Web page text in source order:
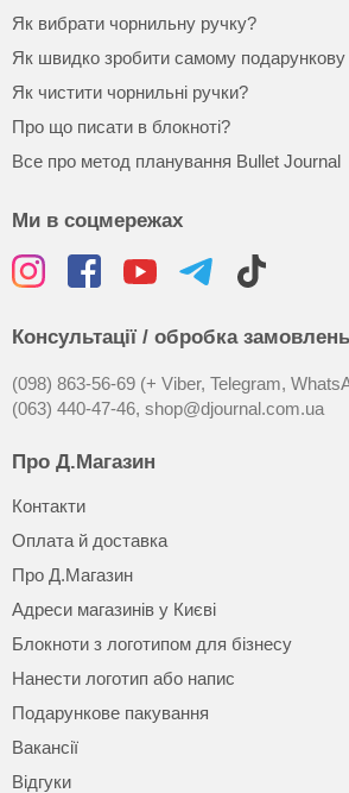
Як вибрати чорнильну ручку?
Як швидко зробити самому подарункову
Як чистити чорнильні ручки?
Про що писати в блокноті?
Все про метод планування Bullet Journal
Ми в соцмережах
Консультації / обробка
(098) 863-56-69 (+ Viber, Telegram,
(063) 440-47-46, shop@djournal.com.ua
Про Д.Магазин
Контакти
Оплата й доставка
Про Д.Магазин
Адреси магазинів у Києві
Блокноти з логотипом для бізнесу
Нанести логотип або напис
Подарункове пакування
Вакансії
Відгуки